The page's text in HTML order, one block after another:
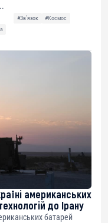
#Звʼязок
#Космос
американських
до Ірану
батарей